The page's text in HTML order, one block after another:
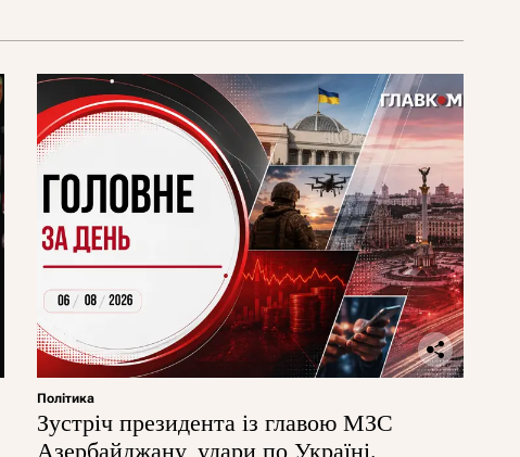
Політика
Зустріч президента із главою МЗС
Азербайджану, удари по Україні.